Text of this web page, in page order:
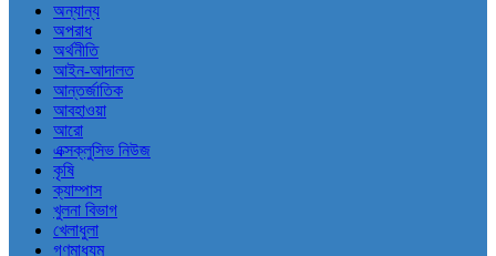
অন্যান্য
অপরাধ
অর্থনীতি
আইন-আদালত
আন্তর্জাতিক
আবহাওয়া
আরো
এক্সক্লুসিভ নিউজ
কৃষি
ক্যাম্পাস
খুলনা বিভাগ
খেলাধুলা
গণমাধ্যম